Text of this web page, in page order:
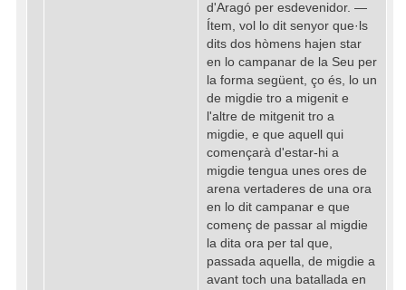
d'Aragó per esdevenidor. —
Ítem, vol lo dit senyor que·ls
dits dos hòmens hajen star
en lo campanar de la Seu per
la forma següent, ço és, lo un
de migdie tro a migenit e
l'altre de mitgenit tro a
migdie, e que aquell qui
començarà d'estar-hi a
migdie tengua unes ores de
arena vertaderes de una ora
en lo dit campanar e que
començ de passar al migdie
la dita ora per tal que,
passada aquella, de migdie a
avant toch una batallada en